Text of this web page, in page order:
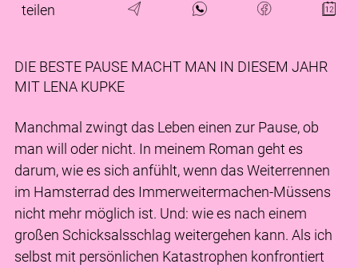
teilen
DIE BESTE PAUSE MACHT MAN IN DIESEM JAHR
MIT LENA KUPKE
Manchmal zwingt das Leben einen zur Pause, ob
man will oder nicht. In meinem Roman geht es
darum, wie es sich anfühlt, wenn das Weiterrennen
im Hamsterrad des Immerweitermachen-Müssens
nicht mehr möglich ist. Und: wie es nach einem
großen Schicksalsschlag weitergehen kann. Als ich
selbst mit persönlichen Katastrophen konfrontiert